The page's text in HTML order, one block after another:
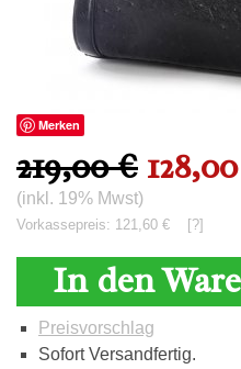
Merken
219,00 €
(inkl. 19% Mwst)
Vorkassepreis: 121,60 € [?]
In den
Preisvorschlag
Sofort Versandfertig.